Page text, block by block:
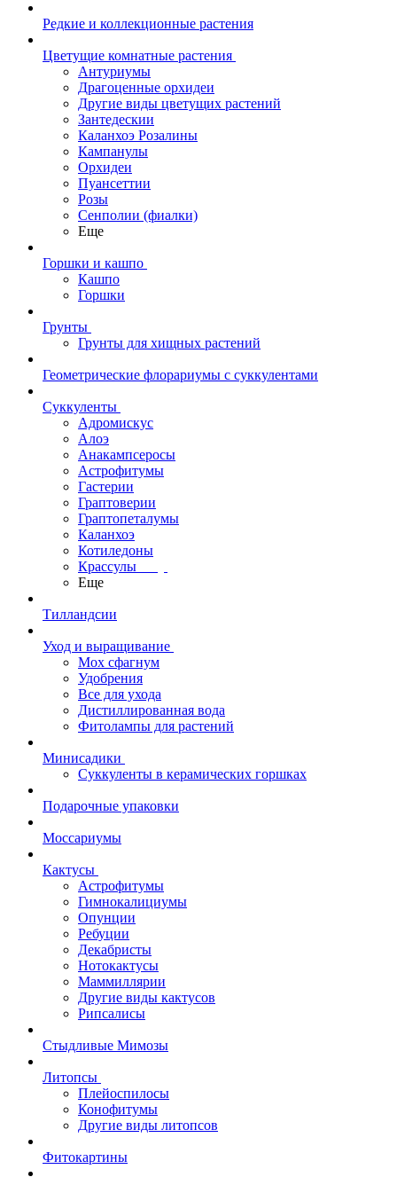
Редкие и коллекционные растения
Цветущие комнатные растения
Антуриумы
Драгоценные орхидеи
Другие виды цветущих растений
Зантедескии
Каланхоэ Розалины
Кампанулы
Орхидеи
Пуансеттии
Розы
Сенполии (фиалки)
Еще
Горшки и кашпо
Кашпо
Горшки
Грунты
Грунты для хищных растений
Геометрические флорариумы с суккулентами
Суккуленты
Адромискус
Алоэ
Анакампсеросы
Астрофитумы
Гастерии
Граптоверии
Граптопеталумы
Каланхоэ
Котиледоны
Крассулы
Еще
Тилландсии
Уход и выращивание
Мох сфагнум
Удобрения
Все для ухода
Дистиллированная вода
Фитолампы для растений
Минисадики
Суккуленты в керамических горшках
Подарочные упаковки
Моссариумы
Кактусы
Астрофитумы
Гимнокалициумы
Опунции
Ребуции
Декабристы
Нотокактусы
Маммиллярии
Другие виды кактусов
Рипсалисы
Стыдливые Мимозы
Литопсы
Плейоспилосы
Конофитумы
Другие виды литопсов
Фитокартины